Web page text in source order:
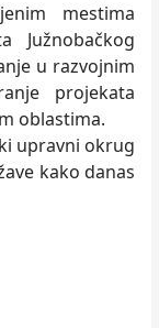
mestima
Južnobačkog
u razvojnim
projekata
oblastima.
upravni okrug
kako danas